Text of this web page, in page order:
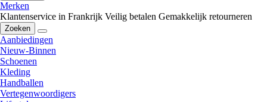
Merken
Klantenservice in Frankrijk Veilig betalen Gemakkelijk retourneren
Zoeken
Aanbiedingen
Nieuw-Binnen
Schoenen
Kleding
Handballen
Vertegenwoordigers